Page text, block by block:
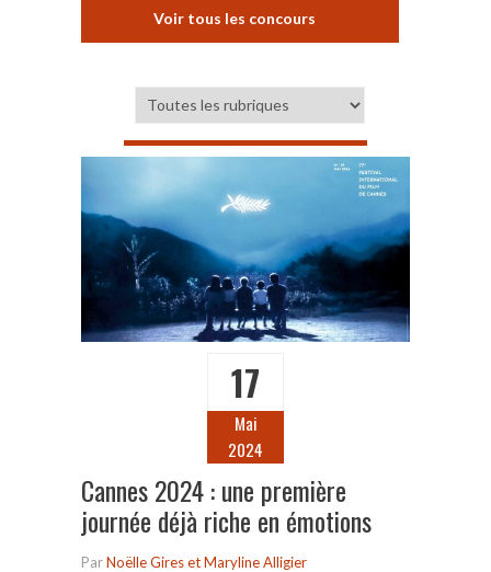
Voir tous les concours
17
Mai
2024
Cannes 2024 : une première
journée déjà riche en émotions
ParNoëlle Gires et Maryline Alligier